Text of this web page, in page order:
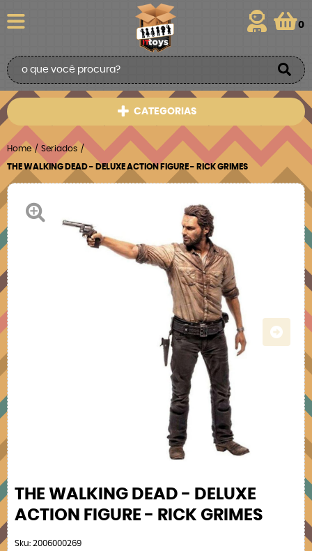
0
CATEGORIAS
Home Seriados
THE WALKING DEAD - DELUXE ACTION FIGURE - RICK GRIMES
THE WALKING DEAD - DELUXE
ACTION FIGURE - RICK GRIMES
Sku: 2006000269